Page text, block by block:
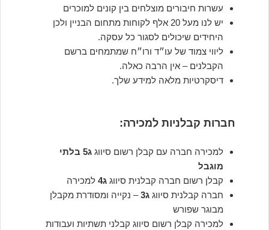
עשרות חיבורים מוצלחים בין קונים למוכרים
יש לנו מעל 20 אלף לקוחות מתחום הבניין ולכן
היחידים שיכולים לסגור כל עסקה.
ליווי צמוד של עו״ד ורו״ח שמתמחים ברשם
הקבלנים – אין הרבה כאלה.
דיסקרטיות מלאה למידע שלך.
חברות קבלניות למכירה:
למכירה חברה עם קבלן רשום סיווג
ג5 בלתי
מוגבל
קבלן רשום חברה קבלנית סיווגג4
למכירה
חברה קבלנית סיווגג3
– נקייה ומסודרת מקבלן
מבוגר שפורש
למכירה קבלן רשום סיווג קבלני תשתיות ועבודות